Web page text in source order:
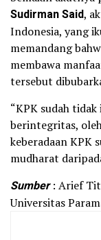
Sudirman Said,
Indonesia, yang
memandang
membawa
tersebut
“KPK sudah
berintegritas,
keberadaan KPK
mudharat
Sumber: Arief
Universitas